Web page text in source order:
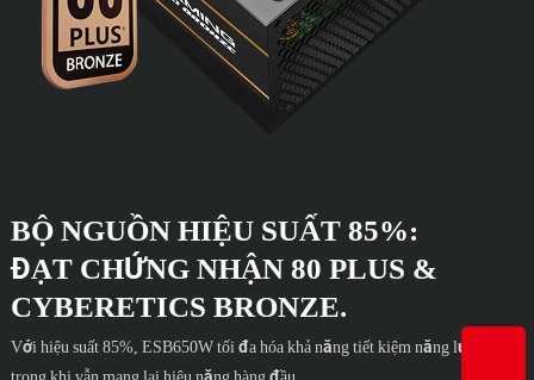
BỘ NGUỒN HIỆU SUẤT 85%:
ĐẠT CHỨNG NHẬN 80 PLUS &
CYBERETICS BRONZE.
Với hiệu suất 85%, ESB650W tối đa hóa khả năng tiết kiệm năng lượng
trong khi vẫn mang lại hiệu năng hàng đầu.